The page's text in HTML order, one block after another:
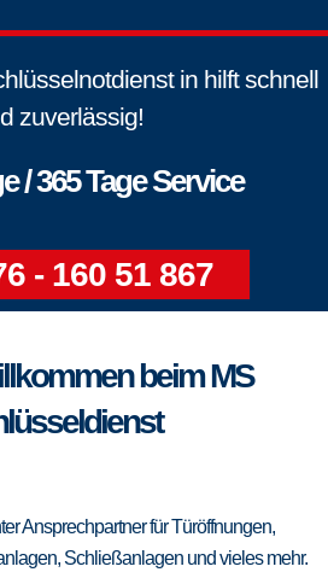
in hilft schnell
zuverlässig!
/ 365 Tage Service
- 160 51 867
beim MS
Ansprechpartner für Türöffnungen,
Schließanlagen und vieles mehr.